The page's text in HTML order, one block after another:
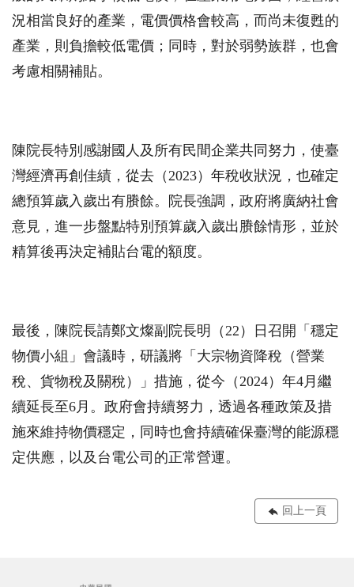
況相當良好的產業，電價價格會較高，而尚未復甦的
產業，則負擔較低電價；同時，對於弱勢族群，也會
考慮相關補貼。
陳院長特別感謝國人及所有民間企業共同努力，使臺
灣經濟再創佳績，從去（2023）年稅收狀況，也確定
總預算歲入歲出有賸餘。院長強調，政府將廣納社會
意見，進一步盤點特別預算歲入歲出賸餘情形，並於
精算後再決定補貼台電的額度。
最後，陳院長請鄭文燦副院長明（22）日召開「穩定
物價小組」會議時，研議將「大宗物資降稅（營業
稅、貨物稅及關稅）」措施，從今（2024）年4月繼
續延長至6月。政府會持續努力，透過各種政策及措
施來維持物價穩定，同時也會持續確保臺灣的能源穩
定供應，以及台電公司的正常營運。
回上一頁